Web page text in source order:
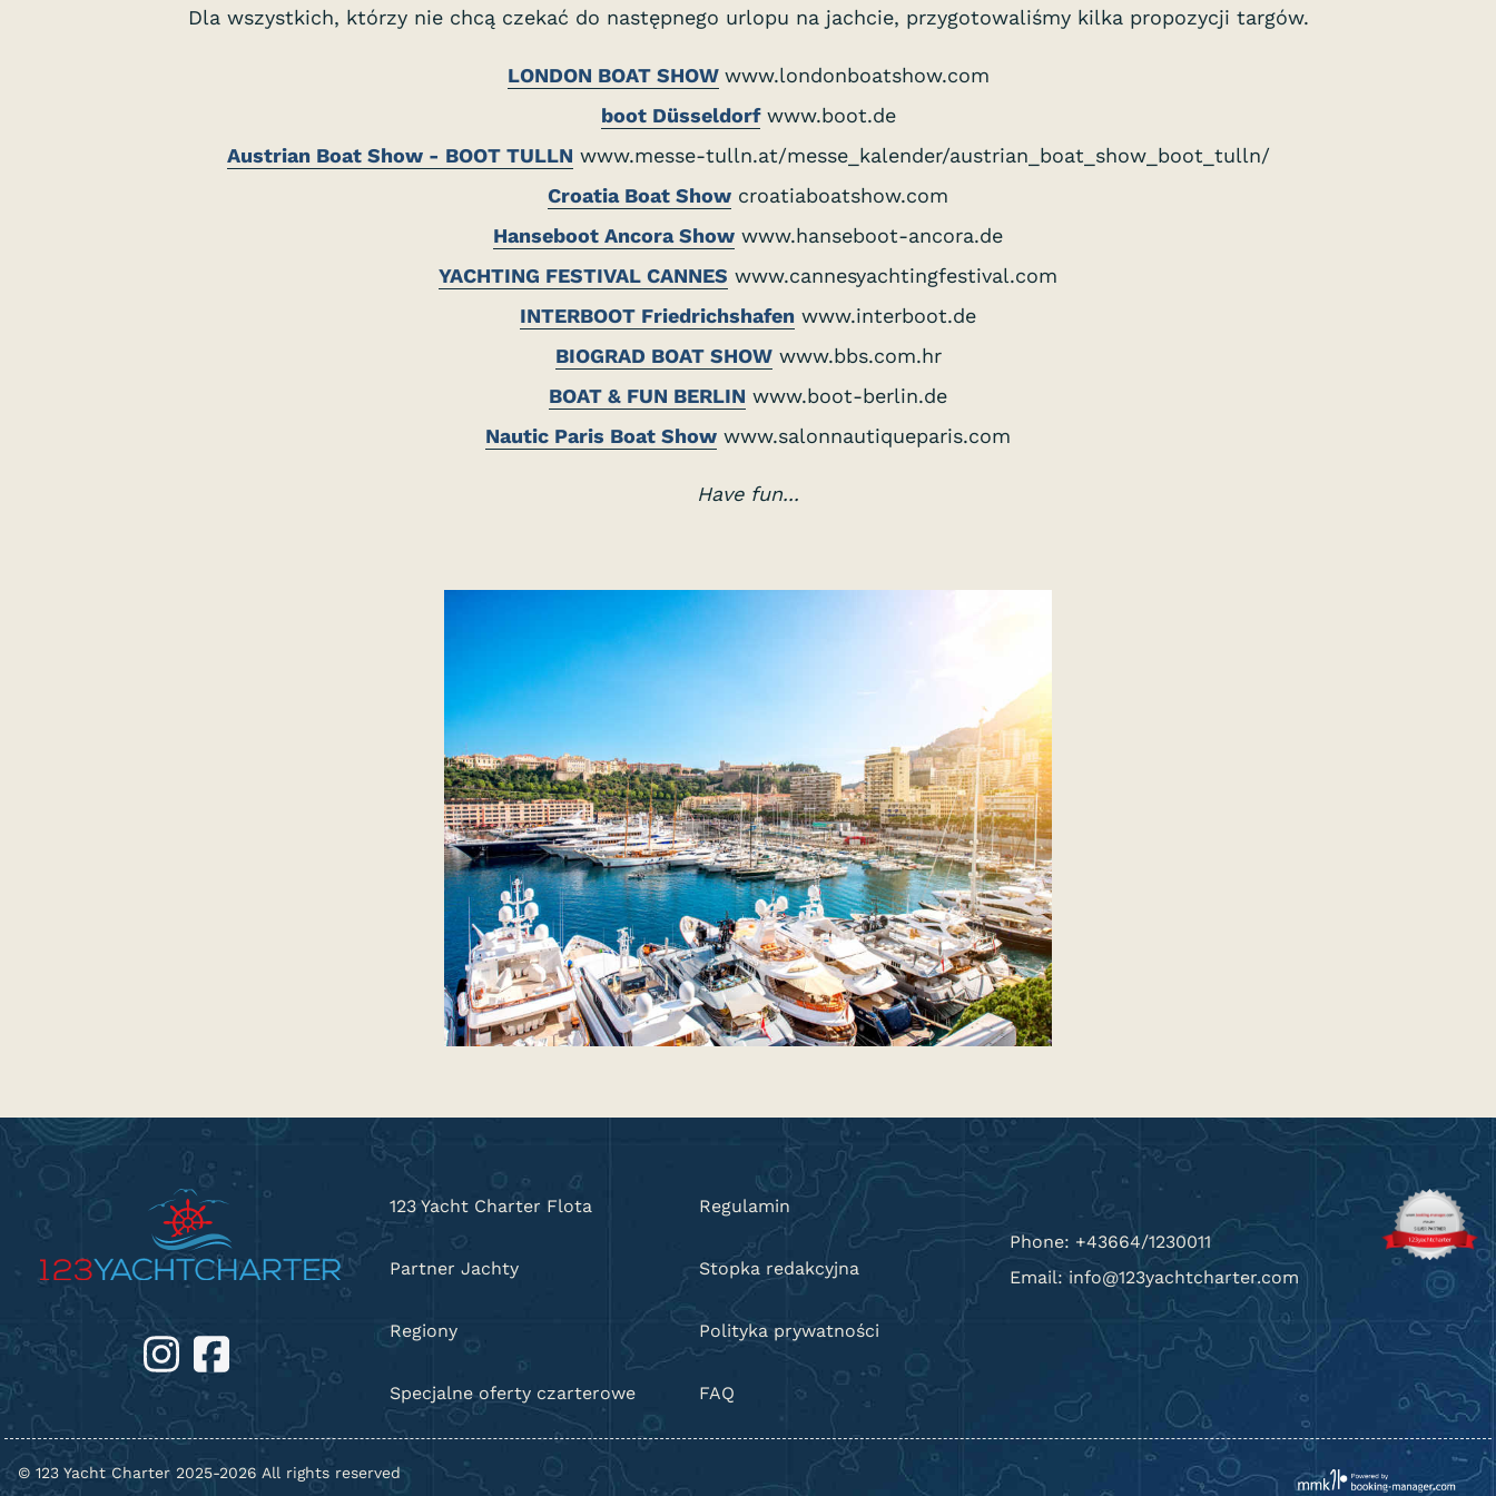
Dla wszystkich, którzy nie chcą czekać do następnego urlopu na jachcie, przygotowaliśmy kilka propozycji targów.
LONDON BOAT SHOW www.londonboatshow.com
boot Düsseldorfwww.boot.de
Austrian Boat Show - BOOT TULLN www.messe-tulln.at/messe_kalender/austrian_boat_show_boot_tulln/
Croatia Boat Show croatiaboatshow.com
Hanseboot Ancora Show www.hanseboot-ancora.de
YACHTING FESTIVAL CANNES www.cannesyachtingfestival.com
INTERBOOT Friedrichshafen www.interboot.de
BIOGRAD BOAT SHOWwww.bbs.com.hr
BOAT & FUN BERLIN www.boot-berlin.de
Nautic Paris Boat Show www.salonnautiqueparis.com
Have fun...
123 Yacht Charter Flota
Partner Jachty
Regiony
Specjalne oferty czarterowe
Regulamin
Stopka redakcyjna
Polityka prywatności
FAQ
Phone: +43664/1230011
Email: info@123yachtcharter.com
© 123 Yacht Charter 2025-2026 All rights reserved